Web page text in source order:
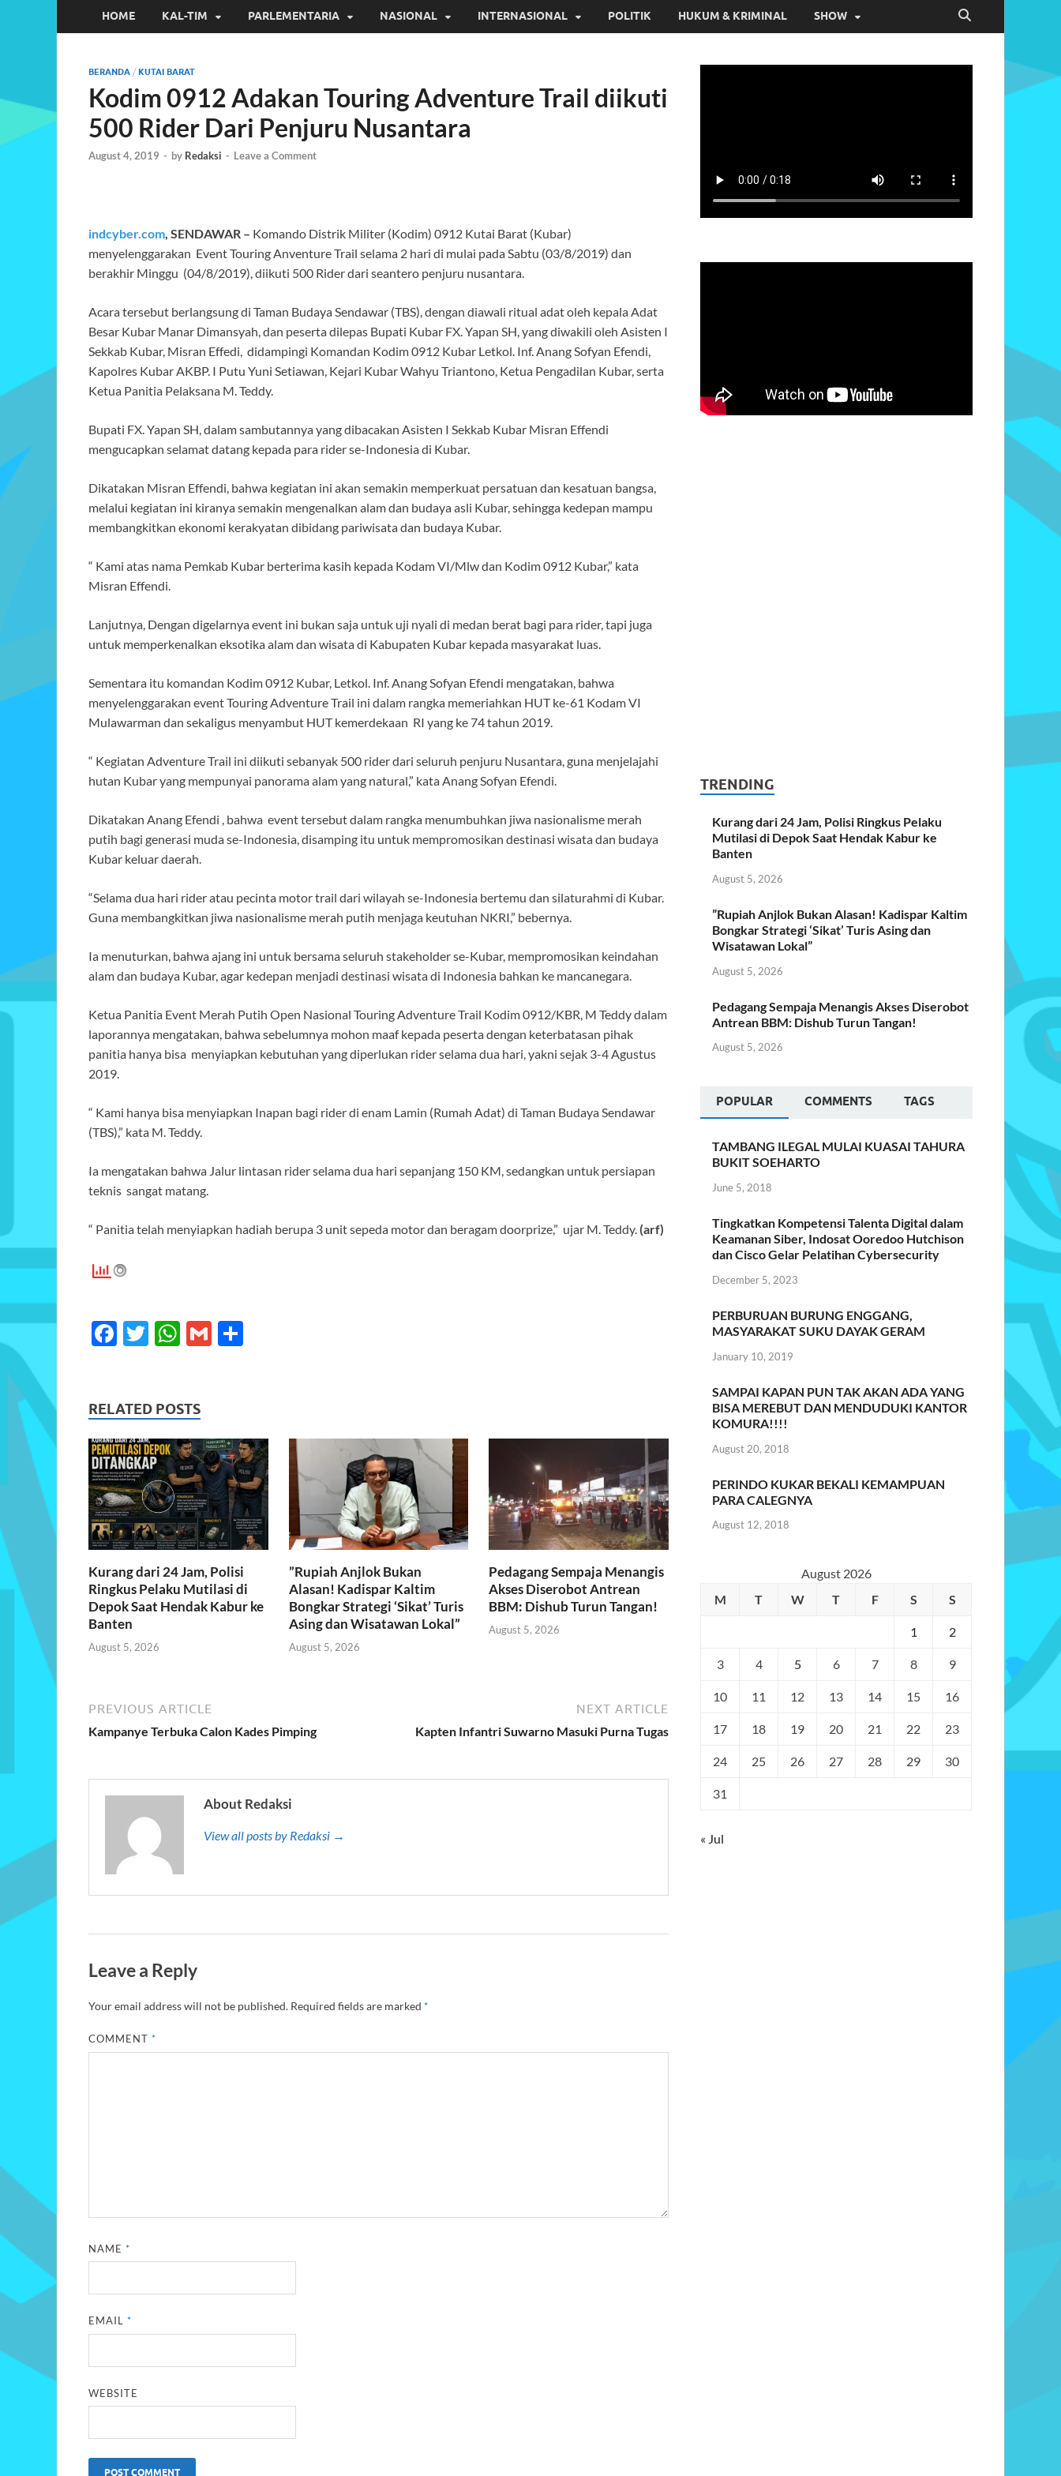
HOME KAL-TIM PARLEMENTARIA NASIONAL INTERNASIONAL POLITIK HUKUM & KRIMINAL SHOW
BERANDA / KUTAI BARAT
Kodim 0912 Adakan Touring Adventure Trail diikuti
500 Rider Dari Penjuru Nusantara
August 4, 2019 - by Redaksi - Leave a Comment
indcyber.com, SENDAWAR – Komando Distrik Militer (Kodim) 0912 Kutai Barat (Kubar)
menyelenggarakan Event Touring Anventure Trail selama 2 hari di mulai pada Sabtu (03/8/2019) dan
berakhir Minggu (04/8/2019), diikuti 500 Rider dari seantero penjuru nusantara.
Acara tersebut berlangsung di Taman Budaya Sendawar (TBS), dengan diawali ritual adat oleh kepala Adat
Besar Kubar Manar Dimansyah, dan peserta dilepas Bupati Kubar FX. Yapan SH, yang diwakili oleh Asisten I
Sekkab Kubar, Misran Effedi, didampingi Komandan Kodim 0912 Kubar Letkol. Inf. Anang Sofyan Efendi,
Kapolres Kubar AKBP. I Putu Yuni Setiawan, Kejari Kubar Wahyu Triantono, Ketua Pengadilan Kubar, serta
Ketua Panitia Pelaksana M. Teddy.
Bupati FX. Yapan SH, dalam sambutannya yang dibacakan Asisten I Sekkab Kubar Misran Effendi
mengucapkan selamat datang kepada para rider se-Indonesia di Kubar.
Dikatakan Misran Effendi, bahwa kegiatan ini akan semakin memperkuat persatuan dan kesatuan bangsa,
melalui kegiatan ini kiranya semakin mengenalkan alam dan budaya asli Kubar, sehingga kedepan mampu
membangkitkan ekonomi kerakyatan dibidang pariwisata dan budaya Kubar.
“ Kami atas nama Pemkab Kubar berterima kasih kepada Kodam VI/Mlw dan Kodim 0912 Kubar,” kata
Misran Effendi.
Lanjutnya, Dengan digelarnya event ini bukan saja untuk uji nyali di medan berat bagi para rider, tapi juga
untuk memperkenalkan eksotika alam dan wisata di Kabupaten Kubar kepada masyarakat luas.
Sementara itu komandan Kodim 0912 Kubar, Letkol. Inf. Anang Sofyan Efendi mengatakan, bahwa
menyelenggarakan event Touring Adventure Trail ini dalam rangka memeriahkan HUT ke-61 Kodam VI
Mulawarman dan sekaligus menyambut HUT kemerdekaan RI yang ke 74 tahun 2019.
“ Kegiatan Adventure Trail ini diikuti sebanyak 500 rider dari seluruh penjuru Nusantara, guna menjelajahi
hutan Kubar yang mempunyai panorama alam yang natural,” kata Anang Sofyan Efendi.
Dikatakan Anang Efendi , bahwa event tersebut dalam rangka menumbuhkan jiwa nasionalisme merah
putih bagi generasi muda se-Indonesia, disamping itu untuk mempromosikan destinasi wisata dan budaya
Kubar keluar daerah.
“Selama dua hari rider atau pecinta motor trail dari wilayah se-Indonesia bertemu dan silaturahmi di Kubar.
Guna membangkitkan jiwa nasionalisme merah putih menjaga keutuhan NKRI,” bebernya.
Ia menuturkan, bahwa ajang ini untuk bersama seluruh stakeholder se-Kubar, mempromosikan keindahan
alam dan budaya Kubar, agar kedepan menjadi destinasi wisata di Indonesia bahkan ke mancanegara.
Ketua Panitia Event Merah Putih Open Nasional Touring Adventure Trail Kodim 0912/KBR, M Teddy dalam
laporannya mengatakan, bahwa sebelumnya mohon maaf kepada peserta dengan keterbatasan pihak
panitia hanya bisa menyiapkan kebutuhan yang diperlukan rider selama dua hari, yakni sejak 3-4 Agustus
2019.
“ Kami hanya bisa menyiapkan Inapan bagi rider di enam Lamin (Rumah Adat) di Taman Budaya Sendawar
(TBS),” kata M. Teddy.
Ia mengatakan bahwa Jalur lintasan rider selama dua hari sepanjang 150 KM, sedangkan untuk persiapan
teknis sangat matang.
“ Panitia telah menyiapkan hadiah berupa 3 unit sepeda motor dan beragam doorprize,” ujar M. Teddy.(arf)
F
b
o
o
k
T
er
W
s
A
p
p
G
RELATED POSTS
Kurang dari 24 Jam, Polisi
Ringkus Pelaku Mutilasi di
Depok Saat Hendak Kabur ke
Banten
August 5, 2026
​”Rupiah Anjlok Bukan
Alasan! Kadispar Kaltim
Bongkar Strategi ‘Sikat’ Turis
Asing dan Wisatawan Lokal”
August 5, 2026
Pedagang Sempaja Menangis
Akses Diserobot Antrean
BBM: Dishub Turun Tangan!
August 5, 2026
PREVIOUS ARTICLE
Kampanye Terbuka Calon Kades Pimping
NEXT ARTICLE
Kapten Infantri Suwarno Masuki Purna Tugas
About Redaksi
View all posts by Redaksi →
Leave a Reply
Your email address will not be published. Required fields are marked *
COMMENT*
NAME*
EMAIL*
WEBSITE
TRENDING
Kurang dari 24 Jam, Polisi Ringkus Pelaku
Mutilasi di Depok Saat Hendak Kabur ke
Banten
August 5, 2026
​”Rupiah Anjlok Bukan Alasan! Kadispar Kaltim
Bongkar Strategi ‘Sikat’ Turis Asing dan
Wisatawan Lokal”
August 5, 2026
Pedagang Sempaja Menangis Akses Diserobot
Antrean BBM: Dishub Turun Tangan!
August 5, 2026
POPULAR COMMENTS TAGS
TAMBANG ILEGAL MULAI KUASAI TAHURA
BUKIT SOEHARTO
June 5, 2018
Tingkatkan Kompetensi Talenta Digital dalam
Keamanan Siber, Indosat Ooredoo Hutchison
dan Cisco Gelar Pelatihan Cybersecurity
December 5, 2023
PERBURUAN BURUNG ENGGANG,
MASYARAKAT SUKU DAYAK GERAM
January 10, 2019
SAMPAI KAPAN PUN TAK AKAN ADA YANG
BISA MEREBUT DAN MENDUDUKI KANTOR
KOMURA!!!!
August 20, 2018
PERINDO KUKAR BEKALI KEMAMPUAN
PARA CALEGNYA
August 12, 2018
August 2026
M
T W T F S S
1 2
3 4 5 6 7 8 9
10 11 12 13 14 15 16
17 18 19 20 21 22 23
24 25 26 27 28 29 30
31
« Jul